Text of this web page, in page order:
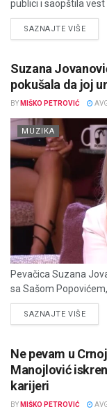
publici i saopštila
SAZNAJTE VIŠE
Suzana
pokušala da joj
BY MIŠKO PETROVIĆ
MUZIKA
Pevačica Suzana
sa Sašom
SAZNAJTE VIŠE
Ne pevam u
Manojlović
karijeri
BY MIŠKO PETROVIĆ